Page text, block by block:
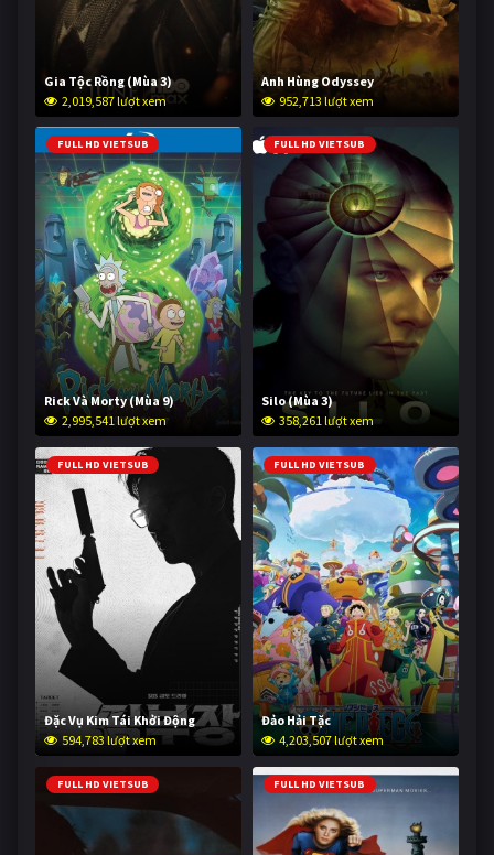
Gia Tộc Rồng (Mùa 3)
2,019,587 lượt xem
Anh Hùng Odyssey
952,713 lượt xem
FULL HD VIETSUB
Rick Và Morty (Mùa 9)
2,995,541 lượt xem
FULL HD VIETSUB
Silo (Mùa 3)
358,261 lượt xem
FULL HD VIETSUB
Đặc Vụ Kim Tái Khởi Động
594,783 lượt xem
FULL HD VIETSUB
Đảo Hải Tặc
4,203,507 lượt xem
FULL HD VIETSUB FULL HD VIETSUB